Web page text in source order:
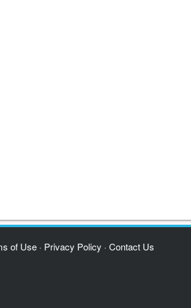
of Use· Privacy Policy · Contact Us